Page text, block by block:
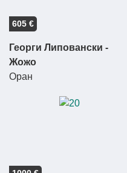
605 €
Георги Липовански -
Жожо
Оран